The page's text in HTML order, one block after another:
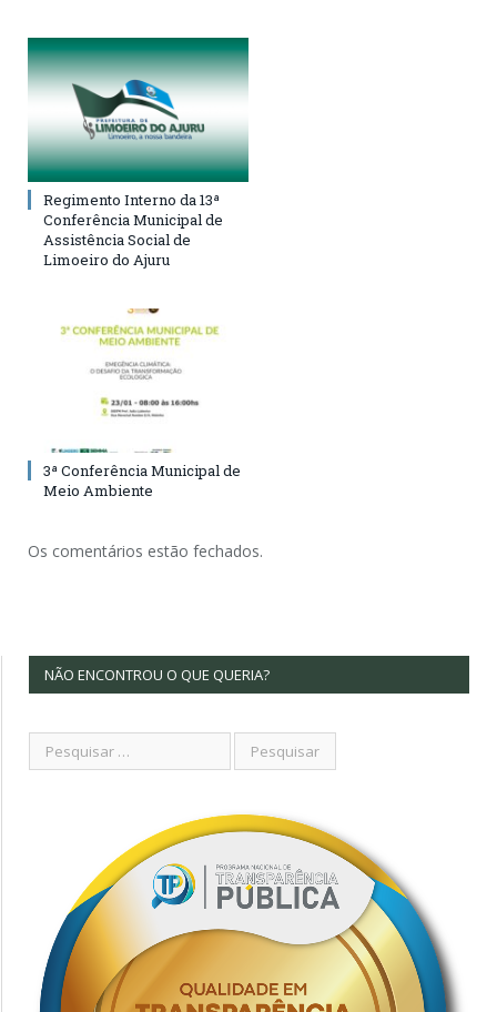
Regimento Interno da 13ª
Conferência Municipal de
Assistência Social de
Limoeiro do Ajuru
3ª Conferência Municipal de
Meio Ambiente
Os comentários estão fechados.
NÃO ENCONTROU O QUE QUERIA?